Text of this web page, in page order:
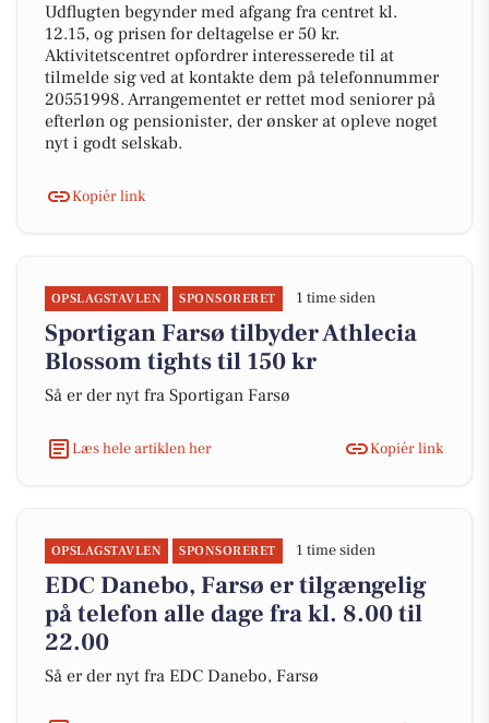
Udflugten begynder med afgang fra centret kl.
12.15, og prisen for deltagelse er 50 kr.
Aktivitetscentret opfordrer interesserede til at
tilmelde sig ved at kontakte dem på telefonnummer
20551998. Arrangementet er rettet mod seniorer på
efterløn og pensionister, der ønsker at opleve noget
nyt i godt selskab.
Kopiér link
OPSLAGSTAVLEN SPONSORERET 1 time siden
Sportigan Farsø tilbyder Athlecia
Blossom tights til 150 kr
Så er der nyt fra Sportigan Farsø
Læs hele artiklen her Kopiér link
OPSLAGSTAVLEN SPONSORERET 1 time siden
EDC Danebo, Farsø er tilgængelig
på telefon alle dage fra kl. 8.00 til
22.00
Så er der nyt fra EDC Danebo, Farsø